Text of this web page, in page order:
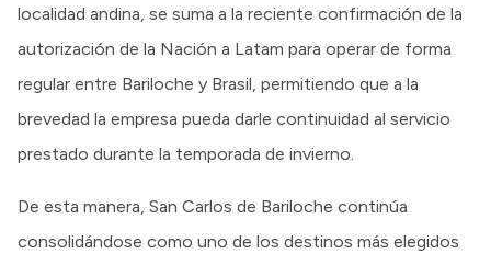
localidad andina, se suma a la reciente confirmación de la
autorización de la Nación a Latam para operar de forma
regular entre Bariloche y Brasil, permitiendo que a la
brevedad la empresa pueda darle continuidad al servicio
prestado durante la temporada de invierno.
De esta manera, San Carlos de Bariloche continúa
consolidándose como uno de los destinos más elegidos